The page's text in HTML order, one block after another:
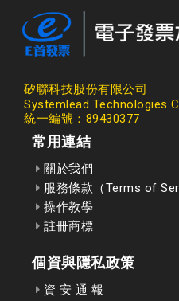
矽聯科技股份有限公司
Systemlead Technologies
統一編號：89430377
常用連結
關於我們
服務條款（Terms of
操作教學
註冊商標
個資與隱私政策
資 安 通 報